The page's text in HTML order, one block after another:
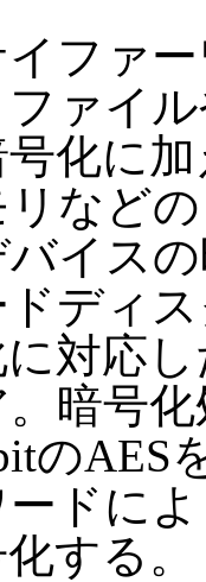
ファー
ファイ
化に
リなど
バイス
ディ
対応
。暗号
のAES
ードに
する。